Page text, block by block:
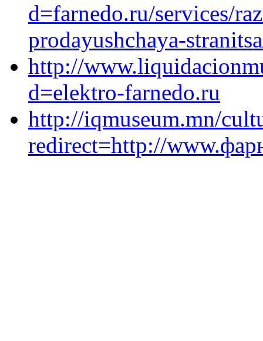
d=farnedo.ru/services/
prodayushchaya-
http://
d=elektro-farnedo.ru
http://iqmuseum.mn/
redirect=http://